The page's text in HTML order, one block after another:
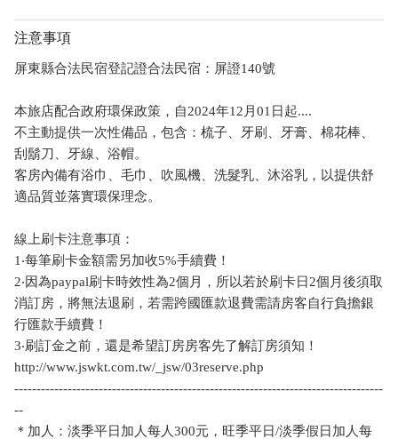
注意事項
屏東縣合法民宿登記證合法民宿：屏證140號
本旅店配合政府環保政策，自2024年12月01日起....
不主動提供一次性備品，包含：梳子、牙刷、牙膏、棉花棒、
刮鬍刀、牙線、浴帽。
客房內備有浴巾、毛巾、吹風機、洗髮乳、沐浴乳，以提供舒
適品質並落實環保理念。
線上刷卡注意事項：
1‧每筆刷卡金額需另加收5%手續費！
2‧因為paypal刷卡時效性為2個月，所以若於刷卡日2個月後須取
消訂房，將無法退刷，若需跨國匯款退費需請房客自行負擔銀
行匯款手續費！
3‧刷訂金之前，還是希望訂房房客先了解訂房須知！
http://www.jswkt.com.tw/_jsw/03reserve.php
-----------------------------------------------------------------------------------
--
＊加人：淡季平日加人每人300元，旺季平日/淡季假日加人每